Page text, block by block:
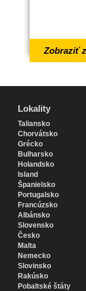
Zobraziť
Lokality
Taliansko
Chorvátsko
Grécko
Bulharsko
Holandsko
Island
Španielsko
Portugalsko
Francúzsko
Albánsko
Slovensko
Česko
Malta
Nemecko
Slovinsko
Rakúsko
Pobaltské štáty